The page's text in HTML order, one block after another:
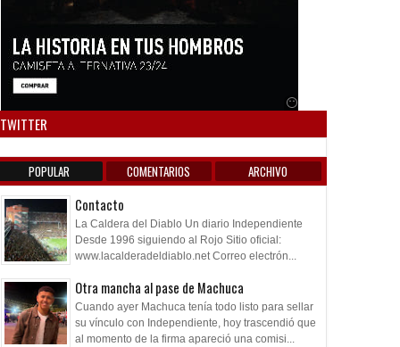
TWITTER
POPULAR COMENTARIOS ARCHIVO
Contacto
La Caldera del Diablo Un diario Independiente
Desde 1996 siguiendo al Rojo Sitio oficial:
www.lacalderadeldiablo.net Correo electrón...
Otra mancha al pase de Machuca
Cuando ayer Machuca tenía todo listo para sellar
su vínculo con Independiente, hoy trascendió que
al momento de la firma apareció una comisi...